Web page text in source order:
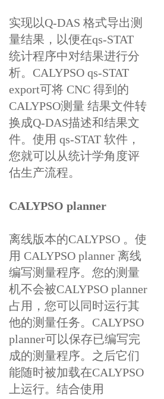
实现以Q-DAS 格式导出测
量结果，以便在qs-STAT
统计程序中对结果进行分
析。CALYPSO qs-STAT
export可将 CNC 得到的
CALYPSO测量 结果文件转
换成Q-DAS描述和结果文
件。使用 qs-STAT 软件，
您就可以从统计学角度评
估生产流程。
CALYPSO planner
离线版本的CALYPSO 。使
用 CALYPSO planner 离线
编写测量程序。您的测量
机不会被CALYPSO planner
占用，您可以同时运行其
他的测量任务。CALYPSO
planner可以保存已编写完
成的测量程序。之后它们
能随时被加载在CALYPSO
上运行。结合使用